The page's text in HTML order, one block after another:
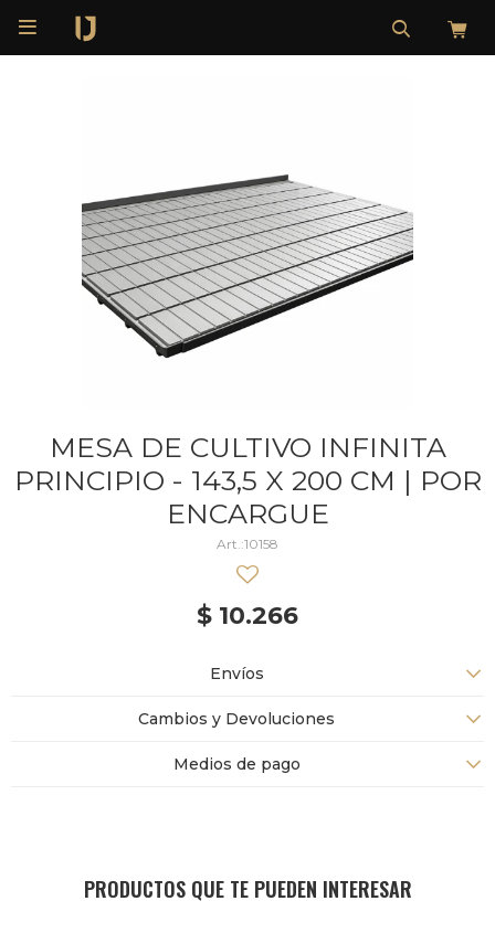

MESA DE CULTIVO INFINITA
PRINCIPIO - 143,5 X 200 CM | POR
ENCARGUE
10158
$ 10.266
Envíos
Cambios y Devoluciones
Medios de pago
PRODUCTOS QUE TE PUEDEN INTERESAR